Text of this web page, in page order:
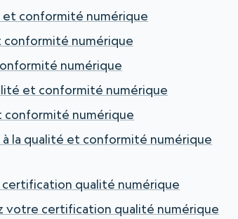
et conformité numérique
conformité numérique
numérique
et conformité numérique
conformité numérique
la qualité et conformité numérique
qualité numérique
votre certification qualité numérique